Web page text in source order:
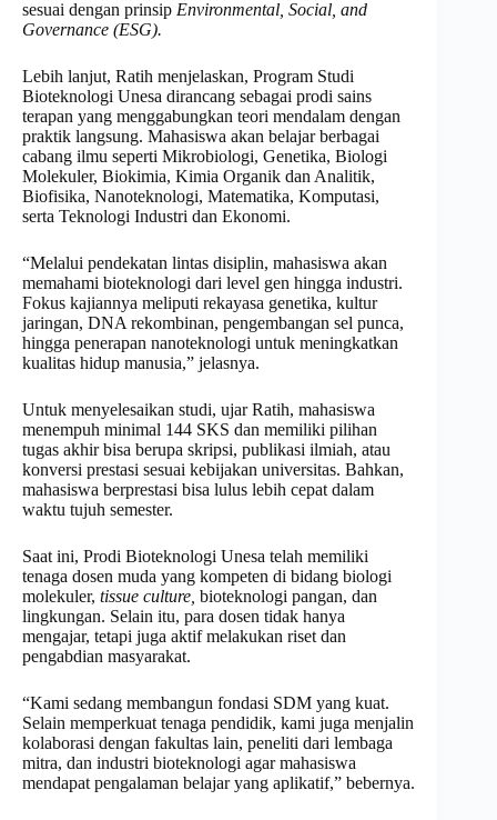
sesuai dengan prinsip Environmental, Social, and
Governance (ESG).
Lebih lanjut, Ratih menjelaskan, Program Studi
Bioteknologi Unesa dirancang sebagai prodi sains
terapan yang menggabungkan teori mendalam dengan
praktik langsung. Mahasiswa akan belajar berbagai
cabang ilmu seperti Mikrobiologi, Genetika, Biologi
Molekuler, Biokimia, Kimia Organik dan Analitik,
Biofisika, Nanoteknologi, Matematika, Komputasi,
serta Teknologi Industri dan Ekonomi.
“Melalui pendekatan lintas disiplin, mahasiswa akan
memahami bioteknologi dari level gen hingga industri.
Fokus kajiannya meliputi rekayasa genetika, kultur
jaringan, DNA rekombinan, pengembangan sel punca,
hingga penerapan nanoteknologi untuk meningkatkan
kualitas hidup manusia,” jelasnya.
Untuk menyelesaikan studi, ujar Ratih, mahasiswa
menempuh minimal 144 SKS dan memiliki pilihan
tugas akhir bisa berupa skripsi, publikasi ilmiah, atau
konversi prestasi sesuai kebijakan universitas. Bahkan,
mahasiswa berprestasi bisa lulus lebih cepat dalam
waktu tujuh semester.
Saat ini, Prodi Bioteknologi Unesa telah memiliki
tenaga dosen muda yang kompeten di bidang biologi
molekuler, tissue culture, bioteknologi pangan, dan
lingkungan. Selain itu, para dosen tidak hanya
mengajar, tetapi juga aktif melakukan riset dan
pengabdian masyarakat.
“Kami sedang membangun fondasi SDM yang kuat.
Selain memperkuat tenaga pendidik, kami juga menjalin
kolaborasi dengan fakultas lain, peneliti dari lembaga
mitra, dan industri bioteknologi agar mahasiswa
mendapat pengalaman belajar yang aplikatif,” bebernya.